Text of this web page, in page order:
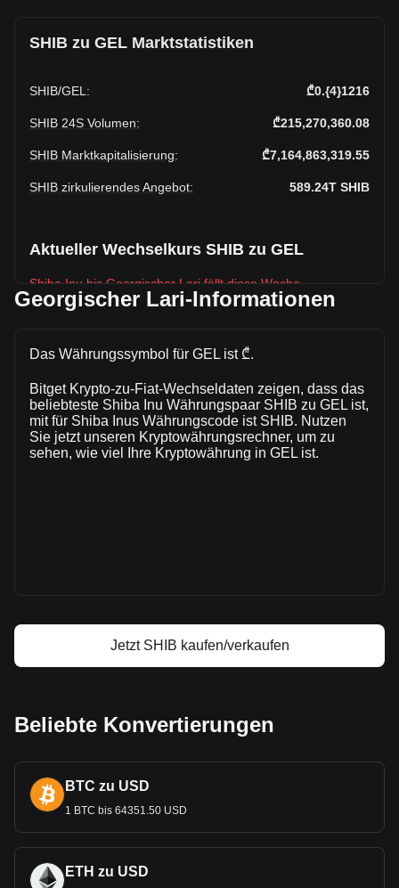
SHIB zu GEL Marktstatistiken
SHIB/GEL : ₾0.{4}1216
SHIB 24S Volumen: ₾215,270,360.08
SHIB Marktkapitalisierung: ₾7,164,863,319.55
SHIB zirkulierendes Angebot: 589.24T SHIB
Aktueller Wechselkurs SHIB zu GEL
Shiba Inu bis Georgischer Lari fällt diese Woche.
Der aktuelle Marktkurs von Shiba Inubeträgt
Gesamtmarktkapitalisierung von₾7,164,863,319.55 GEL auf
Handelsvolumen von Shiba Inu hat sich in den letzten 24
Stunden um +13.54% (₾25,678,676.77 GEL) verändert. Am
vorherigen Handelstag lag das Handelsvolumen von SHIB
bei ₾189,591,683.31.
Georgischer Lari-Informationen
Das Währungssymbol für GEL ist ₾.
Bitget Krypto-zu-Fiat-Wechseldaten zeigen, dass das
beliebteste Shiba Inu Währungspaar SHIB zu GEL ist,
mit für Shiba Inus Währungscode ist SHIB. Nutzen
Sie jetzt unseren Kryptowährungsrechner, um zu
sehen, wie viel Ihre Kryptowährung in GEL ist.
Jetzt SHIB kaufen/verkaufen
Beliebte Konvertierungen
BTC zu USD
1 BTC bis 64351.50 USD
ETH zu USD